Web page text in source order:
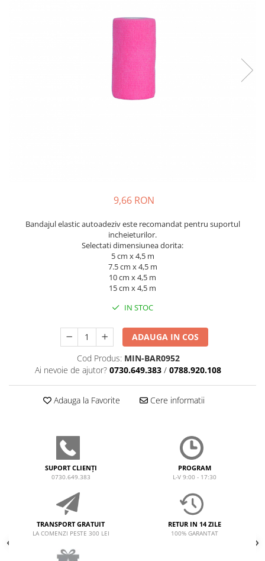
Masti pentru ten si gomaje
Tratamente si seruri pentru ten
Articole igiena dentara copii
Masti chirurgicale medicale
9,66 RON
Bandajul elastic autoadeziv este recomandat pentru suportul
incheieturilor.
Selectati dimensiunea dorita:
5 cm x 4,5 m
7.5 cm x 4,5 m
10 cm x 4,5 m
15 cm x 4,5 m
IN STOC
ADAUGA IN COS
Cod Produs: MIN-BAR0952
Ai nevoie de ajutor? 0730.649.383 / 0788.920.108
Adauga la Favorite Cere informatii
SUPORT CLIENȚI
0730.649.383
PROGRAM
L-V 9:00 - 17:30
TRANSPORT GRATUIT
LA COMENZI PESTE 300 LEI
RETUR IN 14 ZILE
100% GARANTAT